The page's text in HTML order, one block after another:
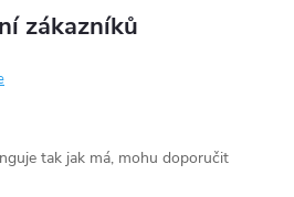
zákazníků
tak jak má, mohu doporučit